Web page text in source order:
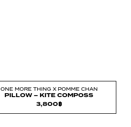
ONE MORE THING X POMME CHAN
PILLOW – KITE COMPOSS
3,800฿